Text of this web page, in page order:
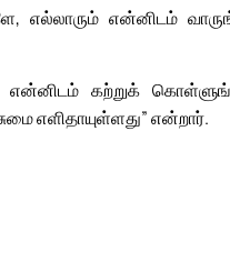
எல்லாரும் என்னிடம்
கற்றுக்
எளிதாயுள்ளது” என்றார்.